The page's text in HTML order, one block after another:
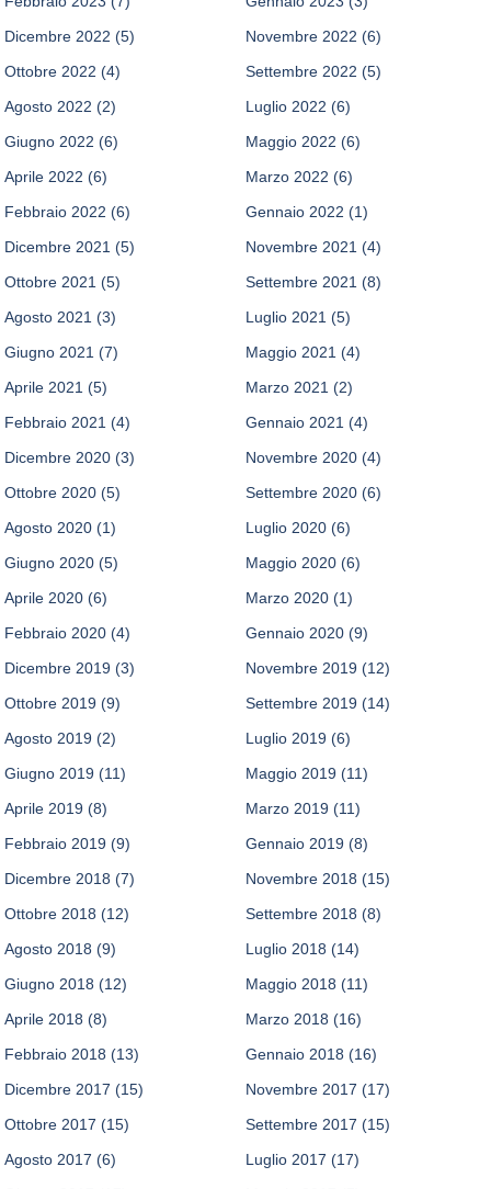
Dicembre 2022 (5) Novembre 2022 (6)
Ottobre 2022 (4) Settembre 2022 (5)
Agosto 2022 (2) Luglio 2022 (6)
Giugno 2022 (6) Maggio 2022 (6)
Aprile 2022 (6) Marzo 2022 (6)
Febbraio 2022 (6) Gennaio 2022 (1)
Dicembre 2021 (5) Novembre 2021 (4)
Ottobre 2021 (5) Settembre 2021 (8)
Agosto 2021 (3) Luglio 2021 (5)
Giugno 2021 (7) Maggio 2021 (4)
Aprile 2021 (5) Marzo 2021 (2)
Febbraio 2021 (4) Gennaio 2021 (4)
Dicembre 2020 (3) Novembre 2020 (4)
Ottobre 2020 (5) Settembre 2020 (6)
Agosto 2020 (1) Luglio 2020 (6)
Giugno 2020 (5) Maggio 2020 (6)
Aprile 2020 (6) Marzo 2020 (1)
Febbraio 2020 (4) Gennaio 2020 (9)
Dicembre 2019 (3) Novembre 2019 (12)
Ottobre 2019 (9) Settembre 2019 (14)
Agosto 2019 (2) Luglio 2019 (6)
Giugno 2019 (11) Maggio 2019 (11)
Aprile 2019 (8) Marzo 2019 (11)
Febbraio 2019 (9) Gennaio 2019 (8)
Dicembre 2018 (7) Novembre 2018 (15)
Ottobre 2018 (12) Settembre 2018 (8)
Agosto 2018 (9) Luglio 2018 (14)
Giugno 2018 (12) Maggio 2018 (11)
Aprile 2018 (8) Marzo 2018 (16)
Febbraio 2018 (13) Gennaio 2018 (16)
Dicembre 2017 (15) Novembre 2017 (17)
Ottobre 2017 (15) Settembre 2017 (15)
Agosto 2017 (6) Luglio 2017 (17)